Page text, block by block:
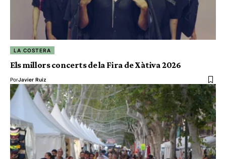
LA COSTERA
Els millors concerts de la Fira de Xàtiva 2026
PorJavier Ruiz